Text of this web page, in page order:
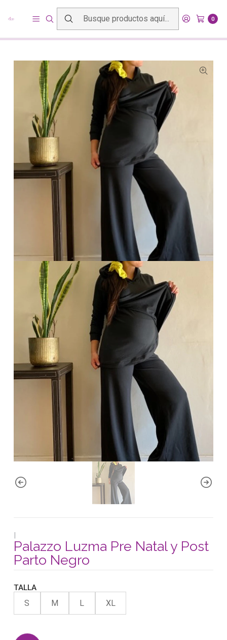
0
Pantalones y jardineras
Palazzo Luzma Pre Natal y Post Parto Negro
|
Palazzo Luzma Pre Natal y Post
Parto Negro
TALLA
S M L XL